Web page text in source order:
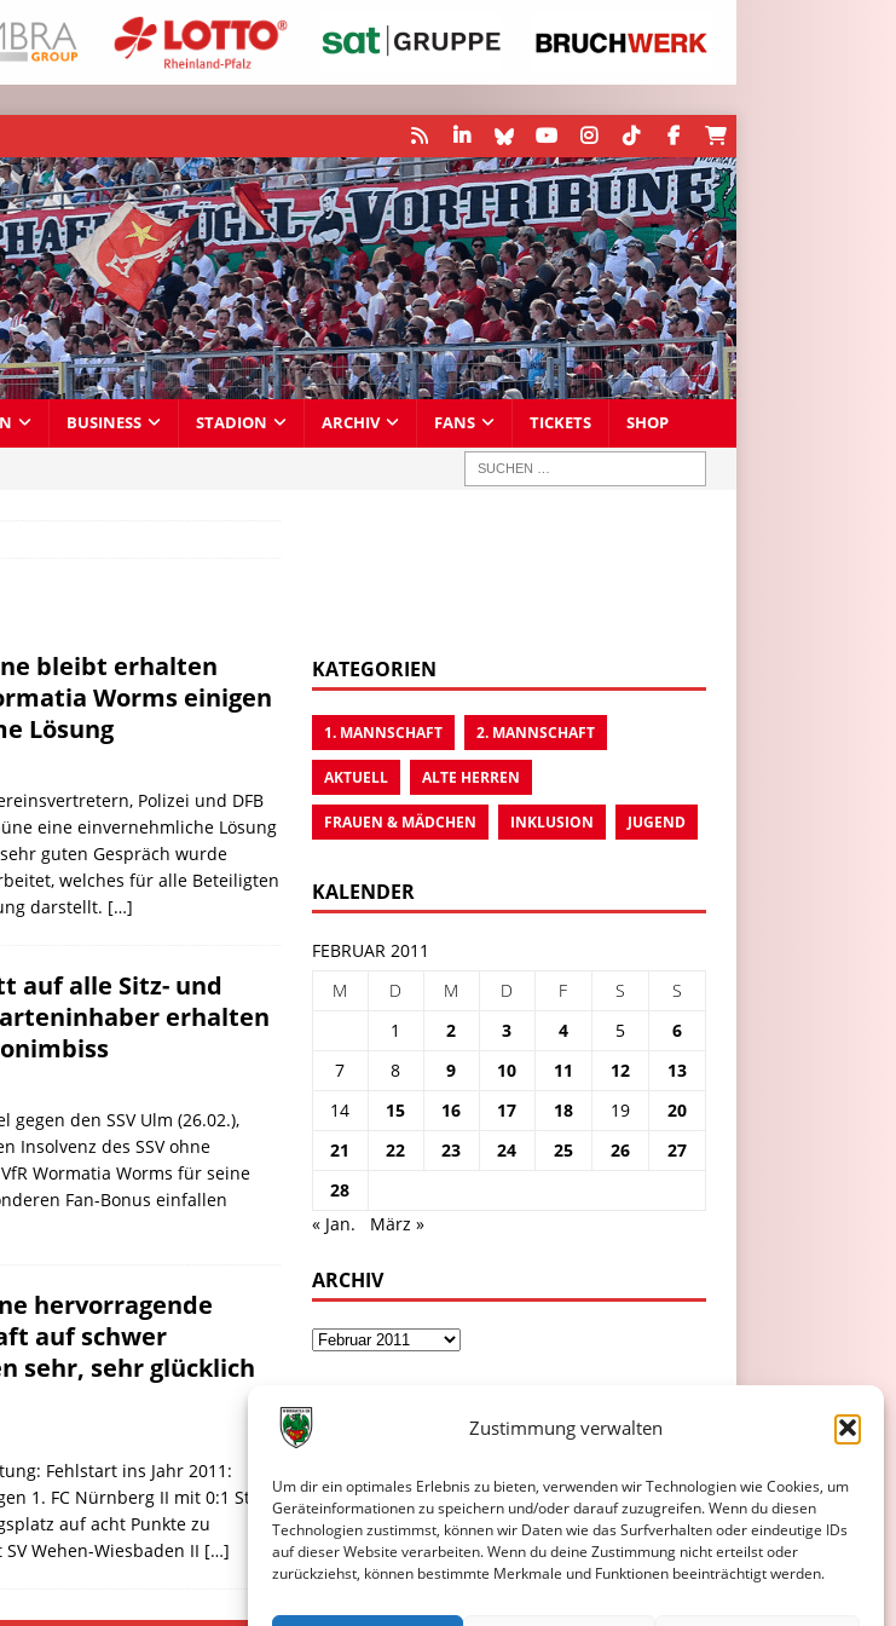
Zustimmung verwalten
Um dir ein optimales Erlebnis zu bieten, verwenden wir Technologien wie Cookies, um
Geräteinformationen zu speichern und/oder darauf zuzugreifen. Wenn du diesen
Technologien zustimmst, können wir Daten wie das Surfverhalten oder eindeutige IDs
auf dieser Website verarbeiten. Wenn du deine Zustimmung nicht erteilst oder
zurückziehst, können bestimmte Merkmale und Funktionen beeinträchtigt werden.
BUSINESS STADION ARCHIV FANS TICKETS SHOP
bleibt erhalten 
Worms einigen
Lösung
Polizei und DFB
eine einvernehmliche Lösung
guten Gespräch wurde
welches für alle Beteiligten
darstellt. […]
auf alle Sitz- und
erhalten
gegen den SSV Ulm (26.02.),
Insolvenz des SSV ohne
Wormatia Worms für seine
Fan-Bonus einfallen
hervorragende
auf schwer
sehr, sehr glücklich
Fehlstart ins Jahr 2011:
1. FC Nürnberg II mit 0:1 Statt
auf acht Punkte zu
Wehen-Wiesbaden II […]
KATEGORIEN
1. MANNSCHAFT 2. MANNSCHAFT
AKTUELL ALTE HERREN
FRAUEN & MÄDCHEN INKLUSION JUGEND
KALENDER
FEBRUAR 2011
M
D M D F S
S
1
2 3 4 5
6
7
8 9 10 11 12
13
14
15 16 17 18 19
20
21
22 23 24 25 26
27
28
« Jan.
März »
ARCHIV